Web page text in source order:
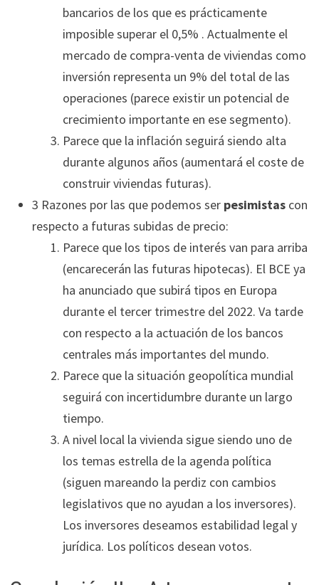
bancarios de los que es prácticamente
imposible superar el 0,5% . Actualmente el
mercado de compra-venta de viviendas como
inversión representa un 9% del total de las
operaciones (parece existir un potencial de
crecimiento importante en ese segmento).
Parece que la inflación seguirá siendo alta
durante algunos años (aumentará el coste de
construir viviendas futuras).
3 Razones por las que podemos ser pesimistascon
respecto a futuras subidas de precio:
Parece que los tipos de interés van para arriba
(encarecerán las futuras hipotecas). El BCE ya
ha anunciado que subirá tipos en Europa
durante el tercer trimestre del 2022. Va tarde
con respecto a la actuación de los bancos
centrales más importantes del mundo.
Parece que la situación geopolítica mundial
seguirá con incertidumbre durante un largo
tiempo.
A nivel local la vivienda sigue siendo uno de
los temas estrella de la agenda política
(siguen mareando la perdiz con cambios
legislativos que no ayudan a los inversores).
Los inversores deseamos estabilidad legal y
jurídica. Los políticos desean votos.